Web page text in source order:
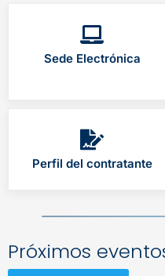
Sede Electrónica
Perfil del contratante
Próximos